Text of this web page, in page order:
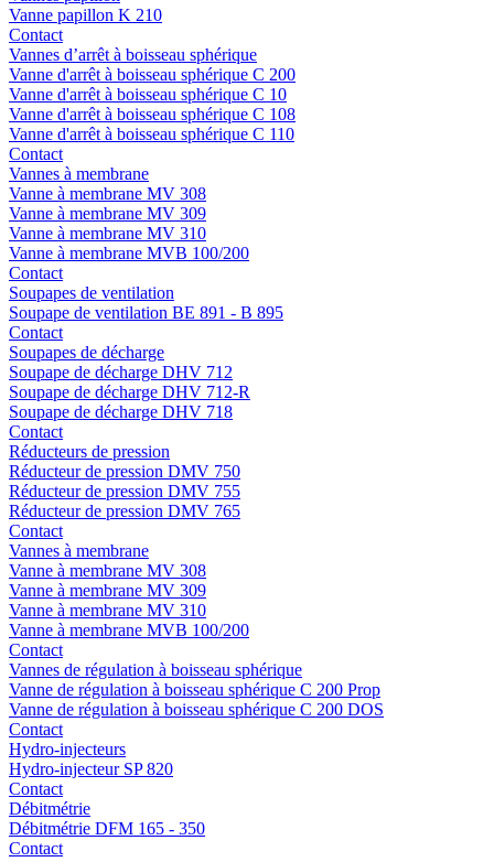
Vanne papillon K 210
Contact
Vannes d’arrêt à boisseau sphérique
Vanne d'arrêt à boisseau sphérique C 200
Vanne d'arrêt à boisseau sphérique C 10
Vanne d'arrêt à boisseau sphérique C 108
Vanne d'arrêt à boisseau sphérique C 110
Contact
Vannes à membrane
Vanne à membrane MV 308
Vanne à membrane MV 309
Vanne à membrane MV 310
Vanne à membrane MVB 100/200
Contact
Soupapes de ventilation
Soupape de ventilation BE 891 - B 895
Contact
Soupapes de décharge
Soupape de décharge DHV 712
Soupape de décharge DHV 712-R
Soupape de décharge DHV 718
Contact
Réducteurs de pression
Réducteur de pression DMV 750
Réducteur de pression DMV 755
Réducteur de pression DMV 765
Contact
Vannes à membrane
Vanne à membrane MV 308
Vanne à membrane MV 309
Vanne à membrane MV 310
Vanne à membrane MVB 100/200
Contact
Vannes de régulation à boisseau sphérique
Vanne de régulation à boisseau sphérique C 200 Prop
Vanne de régulation à boisseau sphérique C 200 DOS
Contact
Hydro-injecteurs
Hydro-injecteur SP 820
Contact
Débitmétrie
Débitmétrie DFM 165 - 350
Contact